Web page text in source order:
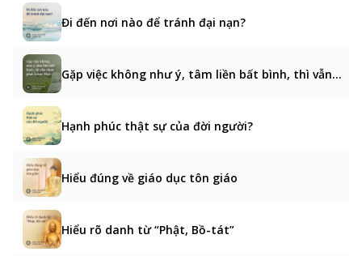
Đi đến nơi nào để tránh đại nạn?
Gặp việc không như ý, tâm liền bất bình, thì vẫn chưa phải là học Phật
Hạnh phúc thật sự của đời người?
Hiểu đúng về giáo dục tôn giáo
Hiểu rõ danh từ “Phật, Bồ-tát”